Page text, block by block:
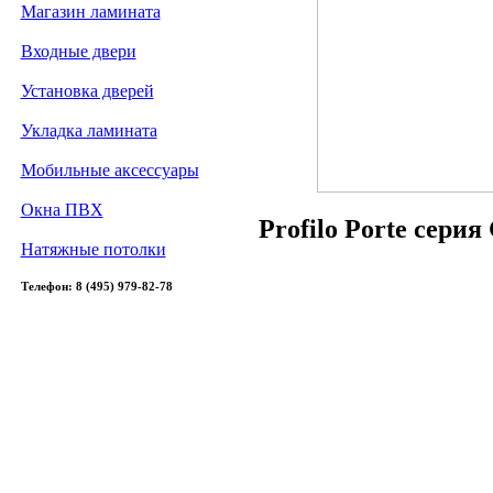
Магазин ламината
Входные двери
Установка дверей
Укладка ламината
Мобильные аксессуары
Окна ПВХ
Натяжные потолки
Телефон: 8 (495) 979-82-78
Profilo Porte серия